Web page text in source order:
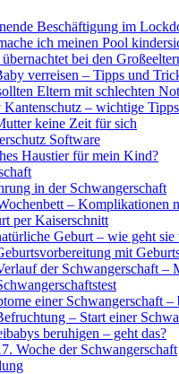
Beschäftigung im
ich meinen Pool
bei den
verreisen – Tipps und
Eltern mit schlechten
Kantenschutz – wichtige
keine Zeit für sich
Software
Haustier für mein Kind?
in der Schwangerschaft
– Komplikationen
per Kaiserschnitt
Geburt – wie geht sie
mit
der Schwangerschaft –
einer Schwangerschaft
– Start einer
beruhigen – geht das?
Woche der Schwangerschaft